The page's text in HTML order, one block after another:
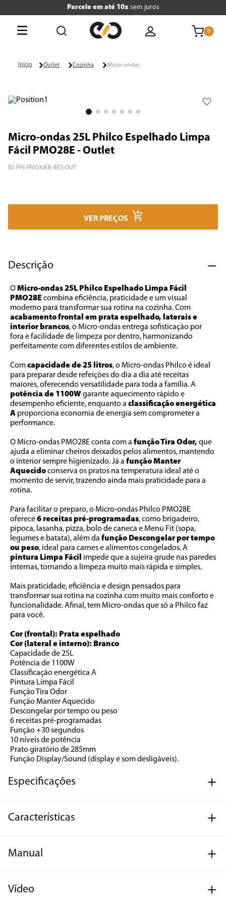
Parcele em até 10xsem juros
0
Outlet Cozinha Micro-ondas
Micro-ondas 25L Philco Espelhado Limpa
Fácil PMO28E - Outlet
ID: PHI-PMO30EB-BES-OUT
VER PREÇOS
Descrição
O Micro-ondas 25L Philco Espelhado Limpa Fácil
PMO28E combina eficiência, praticidade e um visual
acabamento frontal em prata espelhado, laterais e
interior brancos, o Micro-ondas entrega sofisticação por
fora e facilidade de limpeza por dentro, harmonizando
perfeitamente com diferentes estilos de ambiente.
Com capacidade de 25 litros, o Micro-ondas Philco é ideal
para preparar desde refeições do dia a dia até receitas
potência de 1100W garante aquecimento rápido e
desempenho eficiente, enquanto a classificação energética
A proporciona economia de energia sem comprometer a
performance.
O Micro-ondas PMO28E conta com a função Tira Odor, que
ajuda a eliminar cheiros deixados pelos alimentos, mantendo
o interior sempre higienizado. Já a função Manter
Aquecido conserva os pratos na temperatura ideal até o
momento de servir, trazendo ainda mais praticidade para a
rotina.
Para facilitar o preparo, o Micro-ondas Philco PMO28E
oferece 6 receitas pré-programadas, como brigadeiro,
pipoca, lasanha, pizza, bolo de caneca e Menu Fit (sopa,
legumes e batata), além da função Descongelar por tempo
ou peso
pintura Limpa Fácil
impede que a sujeira grude nas paredes
internas, tornando a limpeza muito mais rápida e simples.
Mais praticidade, eficiência e design pensados para
transformar sua rotina na cozinha com muito mais conforto e
funcionalidade. Afinal, tem Micro-ondas que só a Philco faz
para você.
Cor (frontal): Prata espelhado
Cor (lateral e interno): Branco
Capacidade de 25L
Potência de 1100W
Classificação energética A
Pintura Limpa Fácil
Função Tira Odor
Função Manter Aquecido
Descongelar por tempo ou peso
6 receitas pré-programadas
Função +30 segundos
10 níveis de potência
Prato giratório de 285mm
Função Display/Sound (display e som desligáveis).
Especificações
Características
Manual
Vídeo
3º air fryer
4º microondas
7º cafeteira
9º forno
10º ventilador